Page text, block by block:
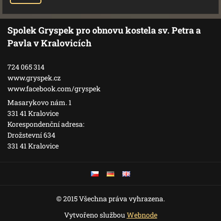
Spolek Gryspek pro obnovu kostela sv. Petra a
Pavla v Kralovicích
724 065 314
www.gryspek.cz
www.facebook.com/gryspek
Masarykovo nám. 1
331 41 Kralovice
Korespondenční adresa:
Drožstevní 634
331 41 Kralovice
© 2015 Všechna práva vyhrazena.
Vytvořeno službou Webnode